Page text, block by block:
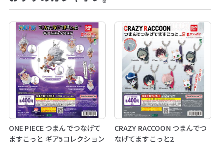
®
ONE PIECE つまんでつなげて
ますこっと ギア5コレクション
CRAZY RACCOON つまんでつ
なげてますこっと2